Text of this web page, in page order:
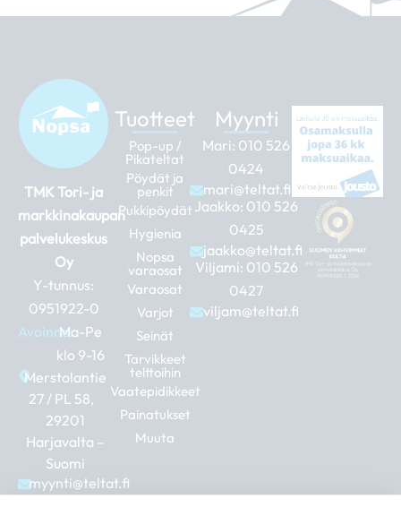
TMK Tori- ja
markkinakaupan
palvelukeskus
Oy
Y-tunnus:
0951922-0
Avoinna:Ma-Pe
klo 9-16
Merstolantie
27 / PL 58,
29201
Harjavalta –
Suomi
myynti@teltat.fi
Tuotteet
Pop-up /
Pikateltat
Pöydät ja
penkit
Pukkipöydät
Hygienia
Nopsa
varaosat
Varaosat
Varjot
Seinät
Tarvikkeet
telttoihin
Vaatepidikkeet
Painatukset
Muuta
Myynti
Mari: 010 526
0424
mari@teltat.fi
Jaakko: 010 526
0425
jaakko@teltat.fi
Viljami: 010 526
0427
viljam@teltat.fi